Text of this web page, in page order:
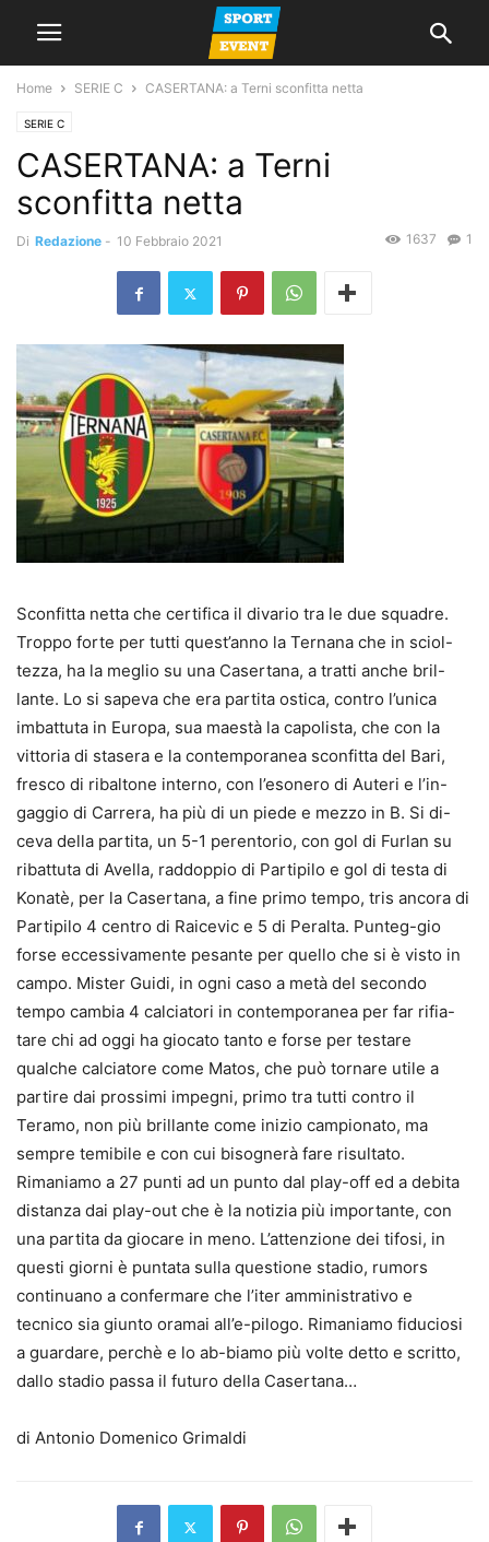
Home SERIE C CASERTANA: a Terni sconfitta netta
SERIE C
CASERTANA: a Terni
sconfitta netta
Di Redazione - 10 Febbraio 2021 1
1637
Sconfitta netta che certifica il divario tra le due squadre.
Troppo forte per tutti quest’anno la Ternana che in sciol-
tezza, ha la meglio su una Casertana, a tratti anche bril-
lante. Lo si sapeva che era partita ostica, contro l’unica
imbattuta in Europa, sua maestà la capolista, che con la
vittoria di stasera e la contemporanea sconfitta del Bari,
fresco di ribaltone interno, con l’esonero di Auteri e l’in-
gaggio di Carrera, ha più di un piede e mezzo in B. Si di-
ceva della partita, un 5-1 perentorio, con gol di Furlan su
ribattuta di Avella, raddoppio di Partipilo e gol di testa di
Konatè, per la Casertana, a fine primo tempo, tris ancora di
Partipilo 4 centro di Raicevic e 5 di Peralta. Punteg-gio
forse eccessivamente pesante per quello che si è visto in
campo. Mister Guidi, in ogni caso a metà del secondo
tempo cambia 4 calciatori in contemporanea per far rifia-
tare chi ad oggi ha giocato tanto e forse per testare
qualche calciatore come Matos, che può tornare utile a
partire dai prossimi impegni, primo tra tutti contro il
Teramo, non più brillante come inizio campionato, ma
sempre temibile e con cui bisognerà fare risultato.
Rimaniamo a 27 punti ad un punto dal play-off ed a debita
distanza dai play-out che è la notizia più importante, con
una partita da giocare in meno. L’attenzione dei tifosi, in
questi giorni è puntata sulla questione stadio, rumors
continuano a confermare che l’iter amministrativo e
tecnico sia giunto oramai all’e-pilogo. Rimaniamo fiduciosi
a guardare, perchè e lo ab-biamo più volte detto e scritto,
dallo stadio passa il futuro della Casertana…
di Antonio Domenico Grimaldi